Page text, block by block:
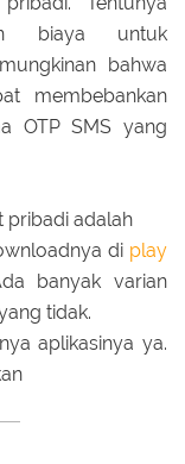
biaya untuk
bahwa
membebankan
OTP SMS yang
pribadi adalah
di play
banyak varian
tidak.
aplikasinya ya.